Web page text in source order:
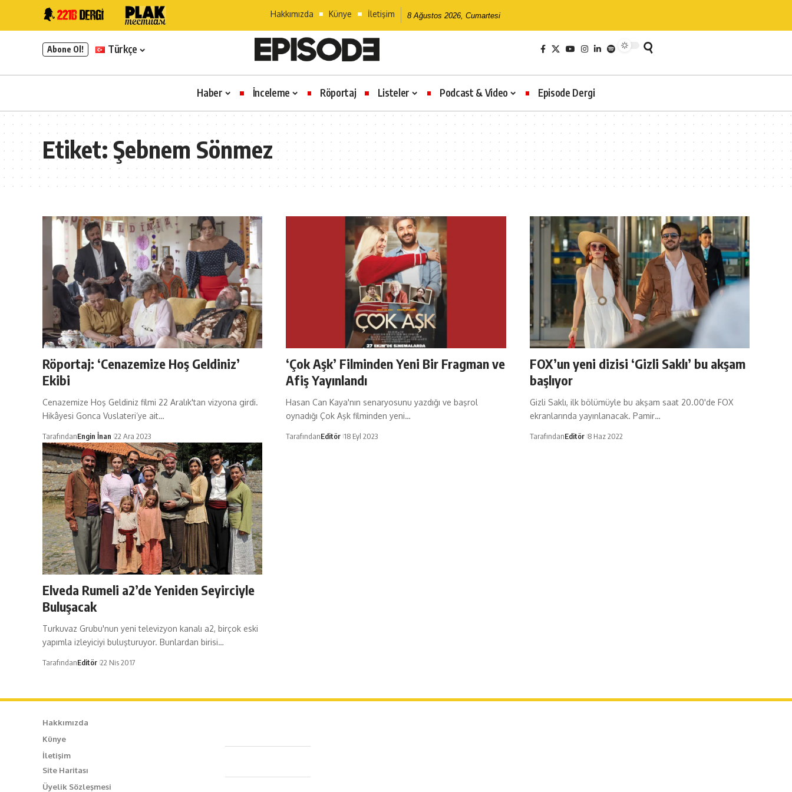
Hakkımızda Künye İletişim 8 Ağustos 2026, Cumartesi
Abone Ol! Türkçe
Haber İnceleme Röportaj Listeler Podcast & Video Episode Dergi
Etiket:Şebnem Sönmez
Röportaj: ‘Cenazemize Hoş Geldiniz’
Ekibi
Cenazemize Hoş Geldiniz filmi 22 Aralık'tan vizyona girdi.
Hikâyesi Gonca Vuslateri’ye ait…
TarafındanEngin İnan 22 Ara 2023
‘Çok Aşk’ Filminden Yeni Bir Fragman ve
Afiş Yayınlandı
Hasan Can Kaya'nın senaryosunu yazdığı ve başrol
oynadığı Çok Aşk filminden yeni…
TarafındanEditör 18 Eyl 2023
FOX’un yeni dizisi ‘Gizli Saklı’ bu akşam
başlıyor
Gizli Saklı, ilk bölümüyle bu akşam saat 20.00'de FOX
ekranlarında yayınlanacak. Pamir…
TarafındanEditör 8 Haz 2022
Elveda Rumeli a2’de Yeniden Seyirciyle
Buluşacak
Turkuvaz Grubu'nun yeni televizyon kanalı a2, birçok eski
yapımla izleyiciyi buluşturuyor. Bunlardan birisi…
TarafındanEditör 22 Nis 2017
Hakkımızda
Künye
İletişim
Site Haritası
Üyelik Sözleşmesi
Caferağa Mah. Dr. Şakir Paşa Sok. No3/A Kadıköy İstanbul
+90 543 345 46 00